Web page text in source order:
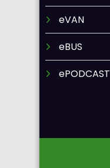
eVAN
eBUS
ePODCAST